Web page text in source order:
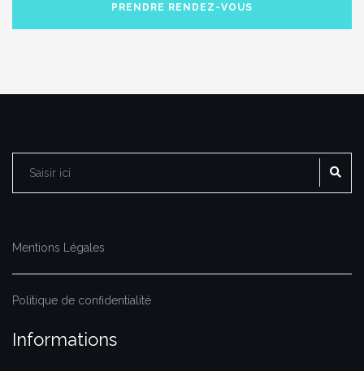
PRENDRE RENDEZ-VOUS
Rechercher :
Mentions Légales
Politique de confidentialité
Informations